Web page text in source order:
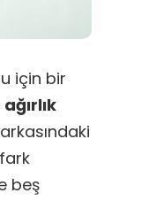
için bir
beş